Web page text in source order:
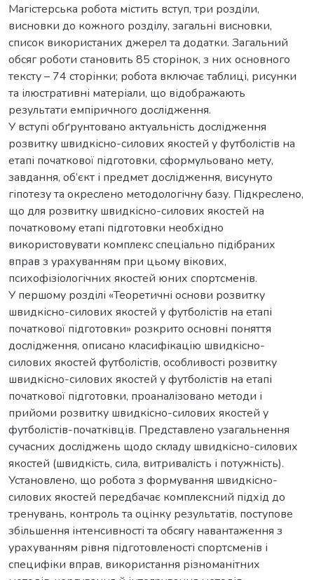
Магістерська робота містить вступ, три розділи,
висновки до кожного розділу, загальні висновки,
список використаних джерел та додатки. Загальний
обсяг роботи становить 85 сторінок, з них основного
тексту – 74 сторінки; робота включає таблиці, рисунки
та ілюстративні матеріали, що відображають
результати емпіричного дослідження.
У вступі обґрунтовано актуальність дослідження
розвитку швидкісно-силових якостей у футболістів на
етапі початкової підготовки, сформульовано мету,
завдання, об’єкт і предмет дослідження, висунуто
гіпотезу та окреслено методологічну базу. Підкреслено,
що для розвитку швидкісно-силових якостей на
початковому етапі підготовки необхідно
використовувати комплекс спеціально підібраних
вправ з урахуванням при цьому вікових,
психофізіологічних якостей юних спортсменів.
У першому розділі «Теоретичні основи розвитку
швидкісно-силових якостей у футболістів на етапі
початкової підготовки» розкрито основні поняття
дослідження, описано класифікацію швидкісно-
силових якостей футболістів, особливості розвитку
швидкісно-силових якостей у футболістів на етапі
початкової підготовки, проаналізовано методи і
прийоми розвитку швидкісно-силових якостей у
футболістів-початківців. Представлено узагальнення
сучасних досліджень щодо складу швидкісно-силових
якостей (швидкість, сила, витривалість і потужність).
Установлено, що робота з формування швидкісно-
силових якостей передбачає комплексний підхід до
тренувань, контроль та оцінку результатів, поступове
збільшення інтенсивності та обсягу навантаження з
урахуванням рівня підготовленості спортсменів і
специфіки вправ, використання різноманітних